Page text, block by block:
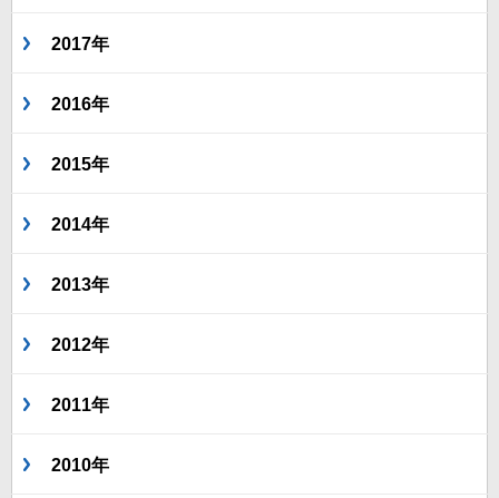
2017年
2016年
2015年
2014年
2013年
2012年
2011年
2010年